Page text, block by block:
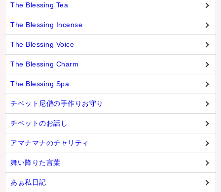
The Blessing Tea
The Blessing Incense
The Blessing Voice
The Blessing Charm
The Blessing Spa
チベット尼僧の手作りお守り
チベットのお話し
アマナマナのチャリティ
舞い降りた言葉
あぁ私日記